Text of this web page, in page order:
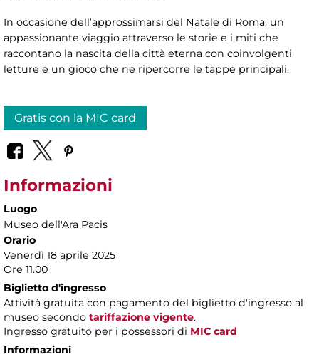
In occasione dell’approssimarsi del Natale di Roma, un
appassionante viaggio attraverso le storie e i miti che
raccontano la nascita della città eterna con coinvolgenti
letture e un gioco che ne ripercorre le tappe principali.
Gratis con la MIC card
Informazioni
Luogo
Museo dell'Ara Pacis
Orario
Venerdì 18 aprile 2025
Ore 11.00
Biglietto d'ingresso
Attività gratuita con pagamento del biglietto d'ingresso al
museo secondo tariffazione vigente.
Ingresso gratuito per i possessori di MIC card
Informazioni